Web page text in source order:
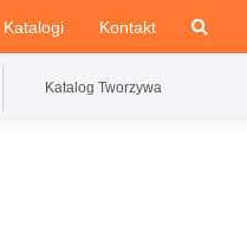
Katalogi Kontakt
Katalog Tworzywa